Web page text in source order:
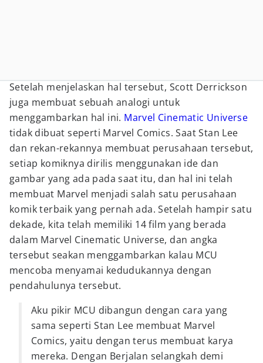
Setelah menjelaskan hal tersebut, Scott Derrickson
juga membuat sebuah analogi untuk
menggambarkan hal ini. Marvel Cinematic Universe
tidak dibuat seperti Marvel Comics. Saat Stan Lee
dan rekan-rekannya membuat perusahaan tersebut,
setiap komiknya dirilis menggunakan ide dan
gambar yang ada pada saat itu, dan hal ini telah
membuat Marvel menjadi salah satu perusahaan
komik terbaik yang pernah ada. Setelah hampir satu
dekade, kita telah memiliki 14 film yang berada
dalam Marvel Cinematic Universe, dan angka
tersebut seakan menggambarkan kalau MCU
mencoba menyamai kedudukannya dengan
pendahulunya tersebut.
Aku pikir MCU dibangun dengan cara yang
sama seperti Stan Lee membuat Marvel
Comics, yaitu dengan terus membuat karya
mereka. Dengan Berjalan selangkah demi